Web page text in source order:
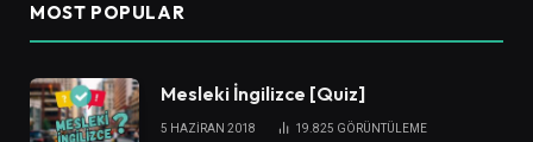
MOST POPULAR
Mesleki İngilizce [Quiz]
5 HAZIRAN 2018 19.825 GÖRÜNTÜLEME